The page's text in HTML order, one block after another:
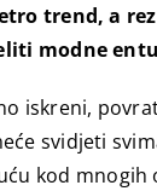
trend, a
modne
iskreni,
svidjeti
kod mnogih